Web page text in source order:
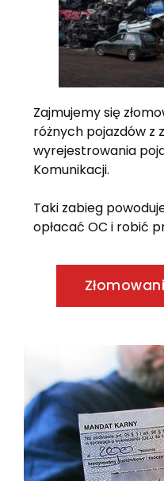
Zajmujemy się
różnych pojazdów z
wyrejestrowania
Komunikacji.
Taki zabieg
opłacać OC i robić